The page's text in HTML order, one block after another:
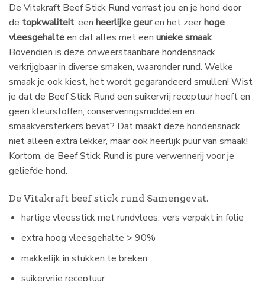
De Vitakraft Beef Stick Rund verrast jou en je hond door
de topkwaliteit, een heerlijke geuren het zeerhoge
vleesgehalteen dat alles met een unieke smaak.
Bovendien is deze onweerstaanbare hondensnack
verkrijgbaar in diverse smaken, waaronder rund. Welke
smaak je ook kiest, het wordt gegarandeerd smullen! Wist
je dat de Beef Stick Rund een suikervrij receptuur heeft en
geen kleurstoffen, conserveringsmiddelen en
smaakversterkers bevat? Dat maakt deze hondensnack
niet alleen extra lekker, maar ook heerlijk puur van smaak!
Kortom, de Beef Stick Rund is pure verwennerij voor je
geliefde hond.
De Vitakraft beef stick rund Samengevat.
hartige vleesstick met rundvlees, vers verpakt in folie
extra hoog vleesgehalte > 90%
makkelijk in stukken te breken